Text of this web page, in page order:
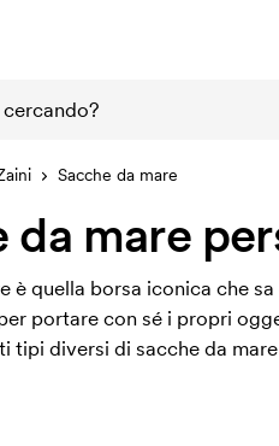
Sacche da mare
da mare
è quella borsa iconica che
portare con sé i propri
tipi diversi di sacche da